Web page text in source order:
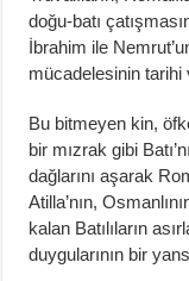
doğu-batı
İbrahim ile
mücadelesinin tarihi
Bu bitmeyen kin,
bir mızrak gibi
dağlarını aşarak
Atilla’nın,
kalan Batılıların
duygularının bir